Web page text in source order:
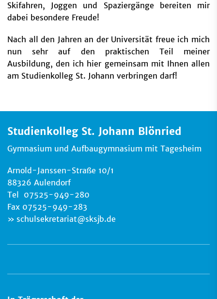
Skifahren, Joggen und Spaziergänge bereiten mir
dabei besondere Freude!
Nach all den Jahren an der Universität freue ich mich
nun sehr auf den praktischen Teil meiner
Ausbildung, den ich hier gemeinsam mit Ihnen allen
am Studienkolleg St. Johann verbringen darf!
Studienkolleg St. Johann Blönried
Gymnasium und Aufbaugymnasium mit Tagesheim
Arnold-Janssen-Straße 10/1
88326 Aulendorf
Tel 07525-949-280
Fax 07525-949-283
schulsekretariat@sksjb.de